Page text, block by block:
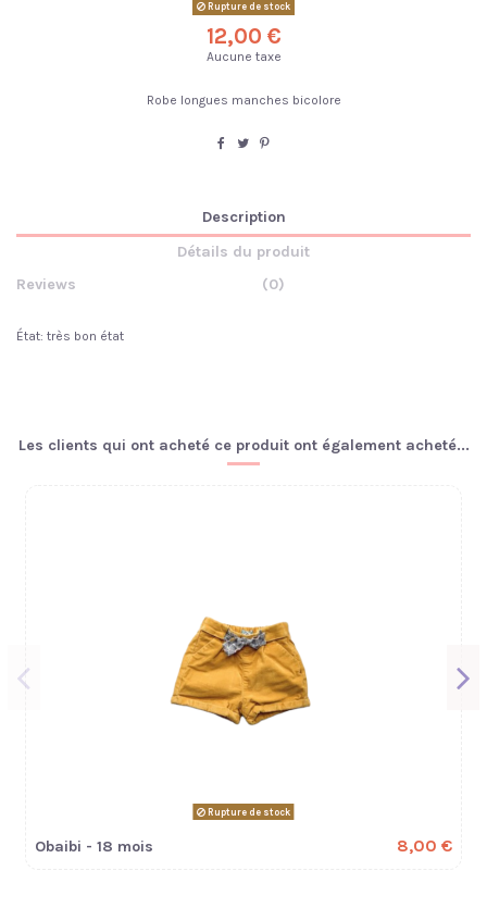
Rupture de stock
12,00 €
Aucune taxe
Robe longues manches bicolore
Description
Détails du produit
Reviews
(0)
État: très bon état
Les clients qui ont acheté ce produit ont également acheté...
Rupture de stock
Obaibi - 18 mois 8,00 €